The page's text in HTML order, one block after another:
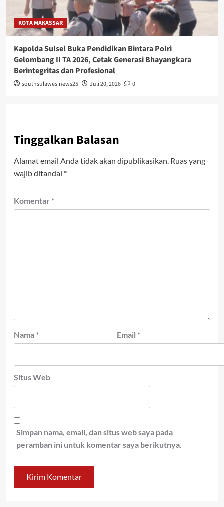
KOTA MAKASSAR
Kapolda Sulsel Buka Pendidikan Bintara Polri
Gelombang II TA 2026, Cetak Generasi Bhayangkara
Berintegritas dan Profesional
southsulawesinews25 Juli 20, 2026 0
Tinggalkan Balasan
Alamat email Anda tidak akan dipublikasikan. Ruas yang
wajib ditandai *
Komentar *
Nama * Email *
Situs Web
Simpan nama, email, dan situs web saya pada
peramban ini untuk komentar saya berikutnya.